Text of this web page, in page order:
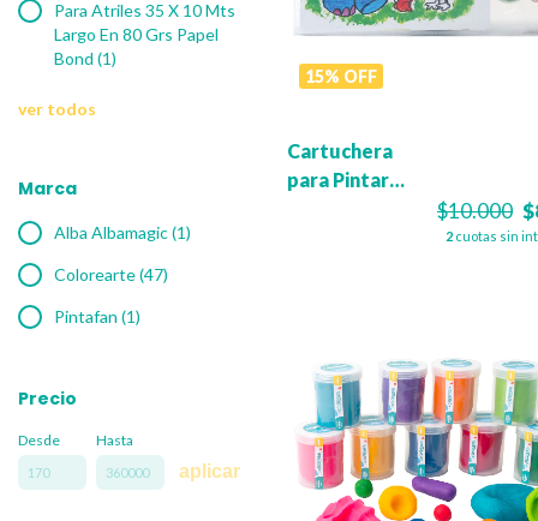
Para Atriles 35 X 10 Mts
Largo En 80 Grs Papel
Bond (1)
ver todos
Marca
Alba Albamagic (1)
Colorearte (47)
Pintafan (1)
Precio
Desde Hasta
aplicar
15% OFF
Cartuchera
para Pintar
$10.000
2 cuotas sin